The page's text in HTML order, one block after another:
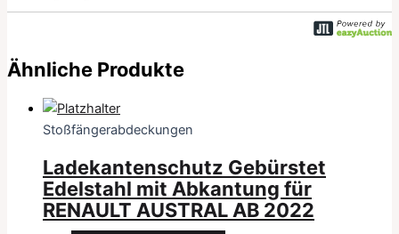
Ähnliche Produkte
Stoßfängerabdeckungen
Ladekantenschutz Gebürstet
Edelstahl mit Abkantung für
RENAULT AUSTRAL AB 2022